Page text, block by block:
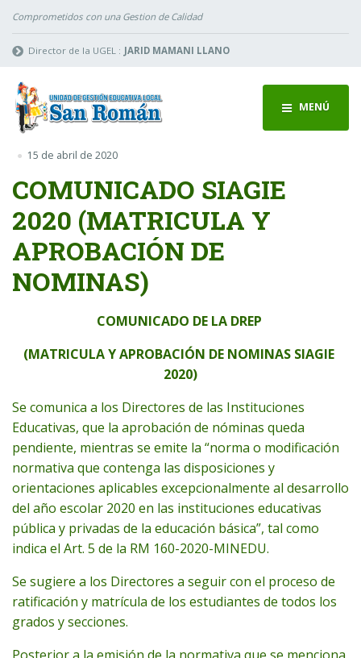
Comprometidos con una Gestion de Calidad
Director de la UGEL : JARID MAMANI LLANO
MENÚ
15 de abril de 2020
COMUNICADO SIAGIE
2020 (MATRICULA Y
APROBACIÓN DE
NOMINAS)
COMUNICADO DE LA DREP
(MATRICULA Y APROBACIÓN DE NOMINAS SIAGIE
2020)
Se comunica a los Directores de las Instituciones
Educativas, que la aprobación de nóminas queda
pendiente, mientras se emite la “norma o modificación
normativa que contenga las disposiciones y
orientaciones aplicables excepcionalmente al desarrollo
del año escolar 2020 en las instituciones educativas
pública y privadas de la educación básica”, tal como
indica el Art. 5 de la RM 160-2020-MINEDU.
Se sugiere a los Directores a seguir con el proceso de
ratificación y matrícula de los estudiantes de todos los
grados y secciones.
Posterior a la emisión de la normativa que se menciona